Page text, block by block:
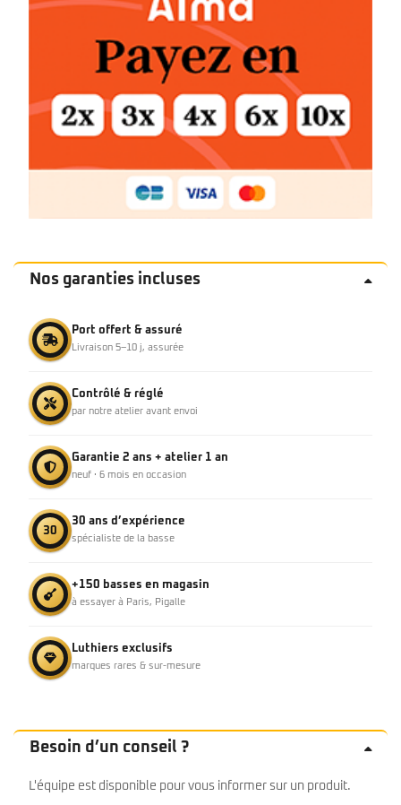
Nos garanties incluses
Port offert & assuré
Livraison 5–10 j, assurée
Contrôlé & réglé
par notre atelier avant envoi
Garantie 2 ans + atelier 1 an
neuf · 6 mois en occasion
30
30 ans d’expérience
spécialiste de la basse
+150 basses en magasin
à essayer à Paris, Pigalle
Luthiers exclusifs
marques rares & sur-mesure
Besoin d’un conseil ?
L'équipe est disponible pour vous informer sur un produit.